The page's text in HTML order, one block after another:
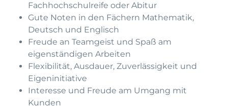
Fachhochschulreife oder Abitur
Gute Noten in den Fächern Mathematik,
Deutsch und Englisch
Freude an Teamgeist und Spaß am
eigenständigen Arbeiten
Flexibilität, Ausdauer, Zuverlässigkeit und
Eigeninitiative
Interesse und Freude am Umgang mit
Kunden